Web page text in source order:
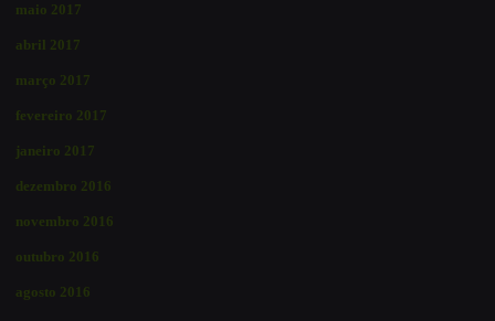
maio 2017
abril 2017
março 2017
fevereiro 2017
janeiro 2017
dezembro 2016
novembro 2016
outubro 2016
agosto 2016